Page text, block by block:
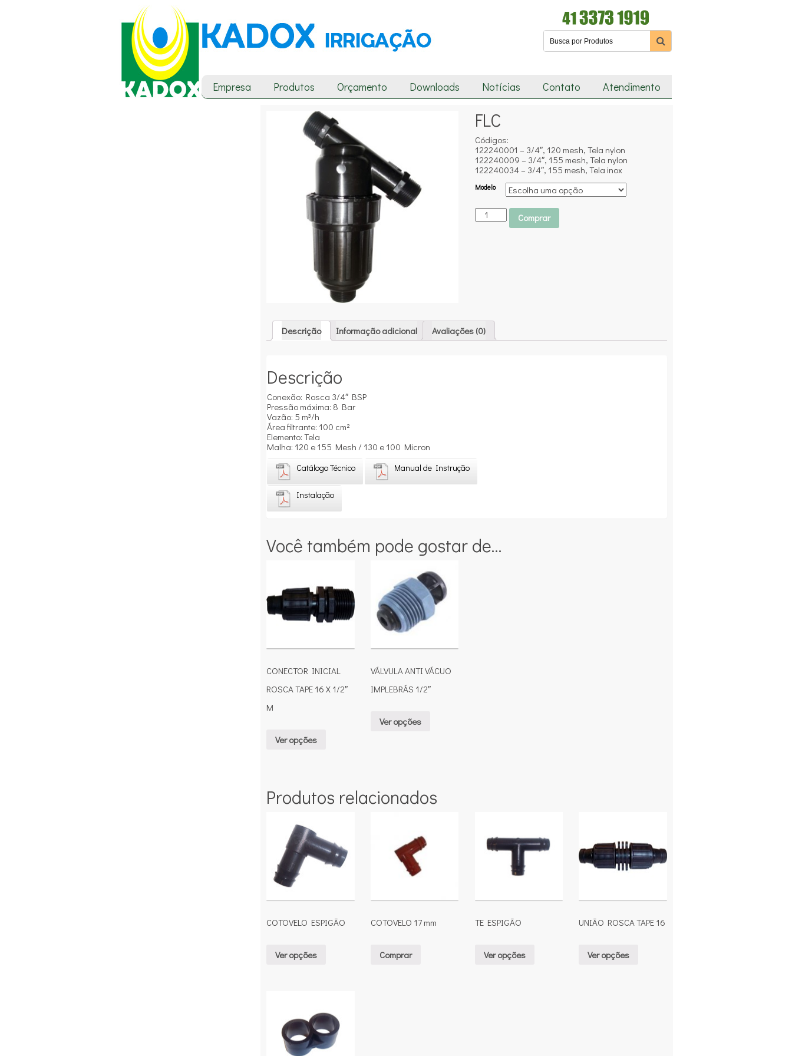
Empresa Produtos Orçamento Downloads Notícias Contato Atendimento
FLC
Códigos:
122240001 – 3/4″, 120 mesh, Tela nylon
122240009 – 3/4″, 155 mesh, Tela nylon
122240034 – 3/4″, 155 mesh, Tela inox
Modelo
Comprar
Descrição Informação adicional Avaliações (0)
Descrição
Conexão: Rosca 3/4″ BSP
Pressão máxima: 8 Bar
Vazão: 5 m³/h
Área filtrante: 100 cm²
Elemento: Tela
Malha: 120 e 155 Mesh / 130 e 100 Micron
Catálogo Técnico Manual de Instrução
Instalação
Você também pode gostar de…
CONECTOR INICIAL
ROSCA TAPE 16 X 1/2″
M
Ver opções
VÁLVULA ANTI VÁCUO
IMPLEBRÁS 1/2″
Ver opções
Produtos relacionados
COTOVELO ESPIGÃO
Ver opções
COTOVELO 17 mm
Comprar
TE ESPIGÃO
Ver opções
UNIÃO ROSCA TAPE 16
Ver opções